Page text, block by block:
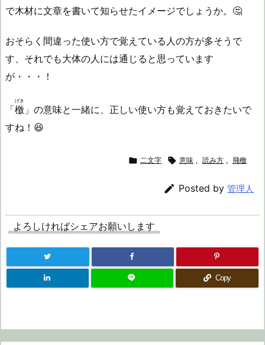
で木材に文章を書いて知らせたイメージでしょうか。🤔
おそらく間違った使い方で覚えている人の方が多そうで
す、それでも大体の人には通じると思っています
が・・・！
「檄
げき
」の意味と一緒に、正しい使い方も覚えておきたいで
すね！😆
 二文字  意味 , 読み方 , 飛檄
 Posted by 管理人
よろしければシェアお願いします
Copy